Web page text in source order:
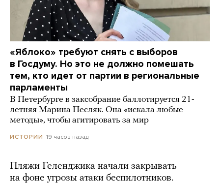
«Яблоко» требуют снять с выборов
в Госдуму. Но это не должно помешать
тем, кто идет от партии в региональные
парламенты
В Петербурге в заксобрание баллотируется 21-
летняя Марина Песляк. Она «искала любые
методы», чтобы агитировать за мир
ИСТОРИИ 19 часов назад
Пляжи Геленджика начали закрывать
на фоне угрозы атаки беспилотников.